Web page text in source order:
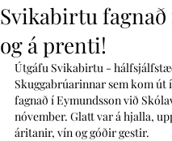
Svikabirtu
og á prenti!
Útgáfu Svikabirtu -
Skuggabrúarinnar sem kom út
fagnað í Eymundsson við
nóvember. Glatt var á hjalla,
áritanir, vín og góðir gestir.